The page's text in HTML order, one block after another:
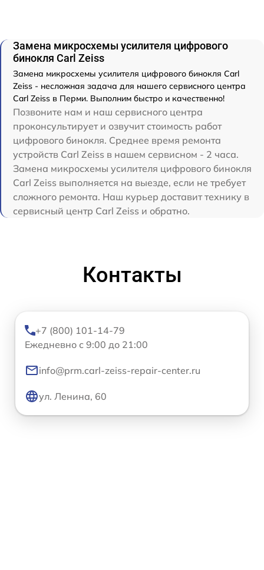
Замена микросхемы усилителя цифрового
бинокля Carl Zeiss
Замена микросхемы усилителя цифрового бинокля Carl
Zeiss - несложная задача для нашего сервисного центра
Carl Zeiss в Перми. Выполним быстро и качественно!
Позвоните нам и наш сервисного центра
проконсультирует и озвучит стоимость работ
цифрового бинокля. Среднее время ремонта
устройств Carl Zeiss в нашем сервисном - 2 часа.
Замена микросхемы усилителя цифрового бинокля
Carl Zeiss выполняется на выезде, если не требует
сложного ремонта. Наш курьер доставит технику в
сервисный центр Carl Zeiss и обратно.
Контакты
+7 (800) 101-14-79
Ежедневно с 9:00 до 21:00
info@prm.carl-zeiss-repair-center.ru
ул. Ленина, 60